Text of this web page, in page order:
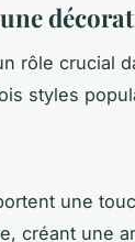
rôle crucial
styles
une
créant une